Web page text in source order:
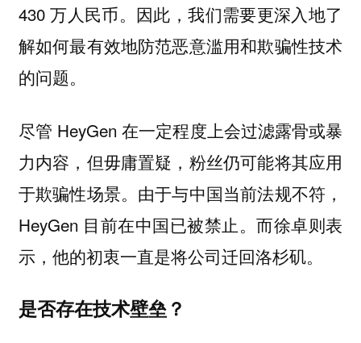
430 万人民币。因此，我们需要更深入地了
解如何最有效地防范恶意滥用和欺骗性技术
的问题。
尽管 HeyGen 在一定程度上会过滤露骨或暴
力内容，但毋庸置疑，粉丝仍可能将其应用
于欺骗性场景。由于与中国当前法规不符，
HeyGen 目前在中国已被禁止。而徐卓则表
示，他的初衷一直是将公司迁回洛杉矶。
是否存在技术壁垒？